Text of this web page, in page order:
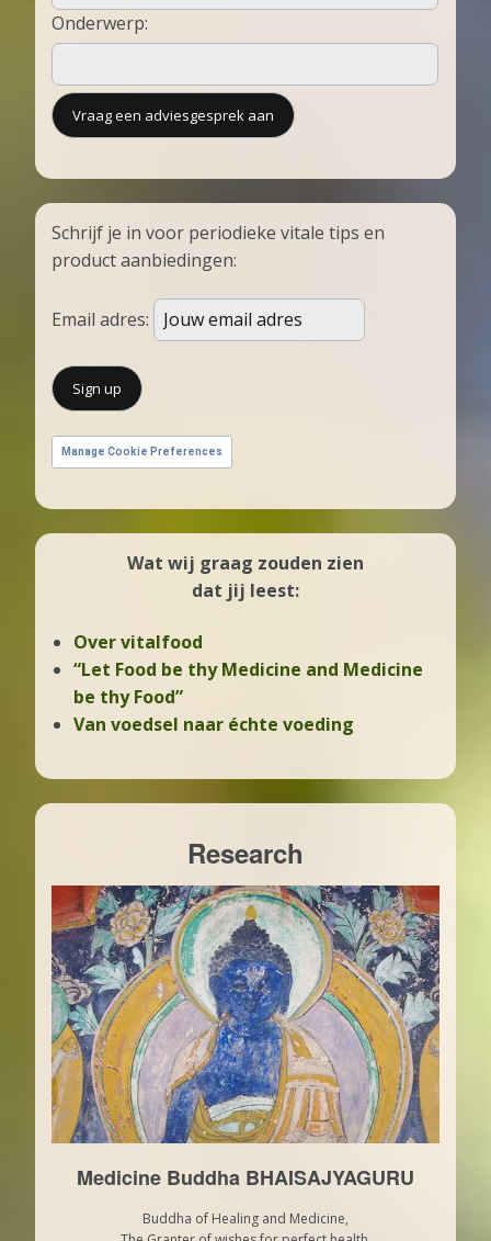
Onderwerp:
Schrijf je in voor periodieke vitale tips en
product aanbiedingen:
Email adres:
Manage Cookie Preferences
Wat wij graag zouden zien
dat jij leest:
Over vitalfood
“Let Food be thy Medicine and Medicine
be thy Food”
Van voedsel naar échte voeding
Research
Medicine Buddha BHAISAJYAGURU
Buddha of Healing and Medicine,